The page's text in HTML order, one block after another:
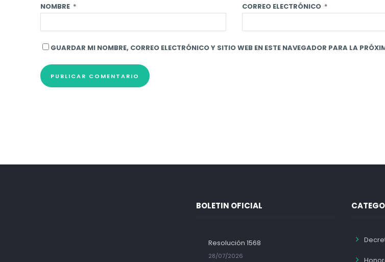
NOMBRE * CORREO ELECTRÓNICO *
GUARDAR MI NOMBRE, CORREO ELECTRÓNICO Y SITIO WEB EN ESTE NAVEGADOR PARA LA
BOLETIN OFICIAL
Resolución 1568
28/07/2026